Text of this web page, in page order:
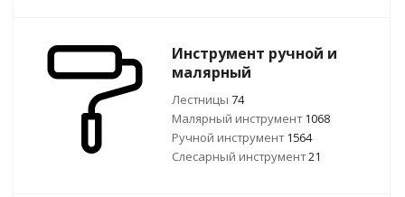
Инструмент ручной и
малярный
Лестницы 74
Малярный инструмент1068
Ручной инcтрумент1564
Слесарный инструмент21